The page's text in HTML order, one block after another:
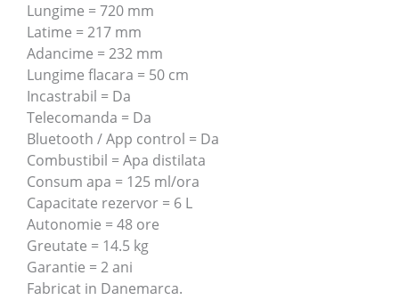
Lungime = 720 mm
Latime = 217 mm
Adancime = 232 mm
Lungime flacara = 50 cm
Incastrabil = Da
Telecomanda = Da
Bluetooth / App control = Da
Combustibil = Apa distilata
Consum apa = 125 ml/ora
Capacitate rezervor = 6 L
Autonomie = 48 ore
Greutate = 14.5 kg
Garantie = 2 ani
Fabricat in Danemarca.